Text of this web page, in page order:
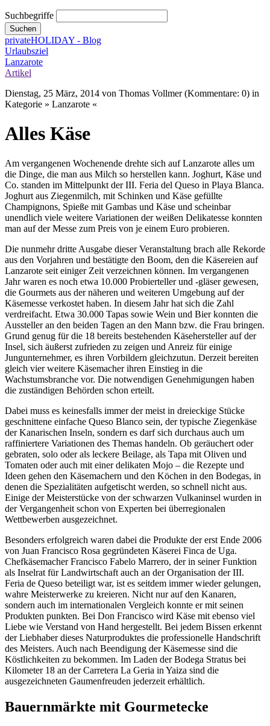
Suchbegriffe
Suchen
privateHOLIDAY - Blog
Urlaubsziel
Lanzarote
Artikel
Dienstag, 25 März, 2014 von Thomas Vollmer (Kommentare: 0) in
Kategorie » Lanzarote «
Alles Käse
Am vergangenen Wochenende drehte sich auf Lanzarote alles um
die Dinge, die man aus Milch so herstellen kann. Joghurt, Käse und
Co. standen im Mittelpunkt der III. Feria del Queso in Playa Blanca.
Joghurt aus Ziegenmilch, mit Schinken und Käse gefüllte
Champignons, Spieße mit Gambas und Käse und scheinbar
unendlich viele weitere Variationen der weißen Delikatesse konnten
man auf der Messe zum Preis von je einem Euro probieren.
Die nunmehr dritte Ausgabe dieser Veranstaltung brach alle Rekorde
aus den Vorjahren und bestätigte den Boom, den die Käsereien auf
Lanzarote seit einiger Zeit verzeichnen können. Im vergangenen
Jahr waren es noch etwa 10.000 Probierteller und -gläser gewesen,
die Gourmets aus der näheren und weiteren Umgebung auf der
Käsemesse verkostet haben. In diesem Jahr hat sich die Zahl
verdreifacht. Etwa 30.000 Tapas sowie Wein und Bier konnten die
Aussteller an den beiden Tagen an den Mann bzw. die Frau bringen.
Grund genug für die 18 bereits bestehenden Käsehersteller auf der
Insel, sich äußerst zufrieden zu zeigen und Anreiz für einige
Jungunternehmer, es ihren Vorbildern gleichzutun. Derzeit bereiten
gleich vier weitere Käsemacher ihren Einstieg in die
Wachstumsbranche vor. Die notwendigen Genehmigungen haben
die zuständigen Behörden schon erteilt.
Dabei muss es keinesfalls immer der meist in dreieckige Stücke
geschnittene einfache Queso Blanco sein, der typische Ziegenkäse
der Kanarischen Inseln, sondern es darf sich durchaus auch um
raffiniertere Variationen des Themas handeln. Ob geräuchert oder
gebraten, solo oder als leckere Beilage, als Tapa mit Oliven und
Tomaten oder auch mit einer delikaten Mojo – die Rezepte und
Ideen gehen den Käsemachern und den Köchen in den Bodegas, in
denen die Spezialitäten aufgetischt werden, so schnell nicht aus.
Einige der Meisterstücke von der schwarzen Vulkaninsel wurden in
der Vergangenheit schon von Experten bei überregionalen
Wettbewerben ausgezeichnet.
Besonders erfolgreich waren dabei die Produkte der erst Ende 2006
von Juan Francisco Rosa gegründeten Käserei Finca de Uga.
Chefkäsemacher Francisco Fabelo Marrero, der in seiner Funktion
als Inselrat für Landwirtschaft auch an der Organisation der III.
Feria de Queso beteiligt war, ist es seitdem immer wieder gelungen,
wahre Meisterwerke zu kreieren. Nicht nur auf den Kanaren,
sondern auch im internationalen Vergleich konnte er mit seinen
Produkten punkten. Bei Don Francisco wird Käse mit ebenso viel
Liebe wie Verstand von Hand hergestellt. Bei jedem Bissen erkennt
der Liebhaber dieses Naturproduktes die professionelle Handschrift
des Meisters. Auch nach Beendigung der Käsemesse sind die
Köstlichkeiten zu bekommen. Im Laden der Bodega Stratus bei
Kilometer 18 an der Carretera La Geria in Yaiza sind die
ausgezeichneten Gaumenfreuden jederzeit erhältlich.
Bauernmärkte mit Gourmetecke